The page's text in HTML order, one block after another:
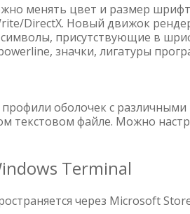
менять цвет и размер
DirectX. Новый движок
присутствующие в
значки, лигатуры
оболочек с
текстовом файле. Можно
Terminal
через Microsoft